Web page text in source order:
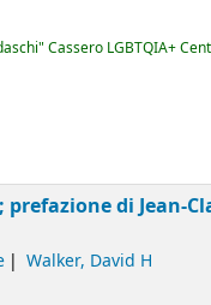
Cassero LGBTQIA+
di Jean-
Walker, David H